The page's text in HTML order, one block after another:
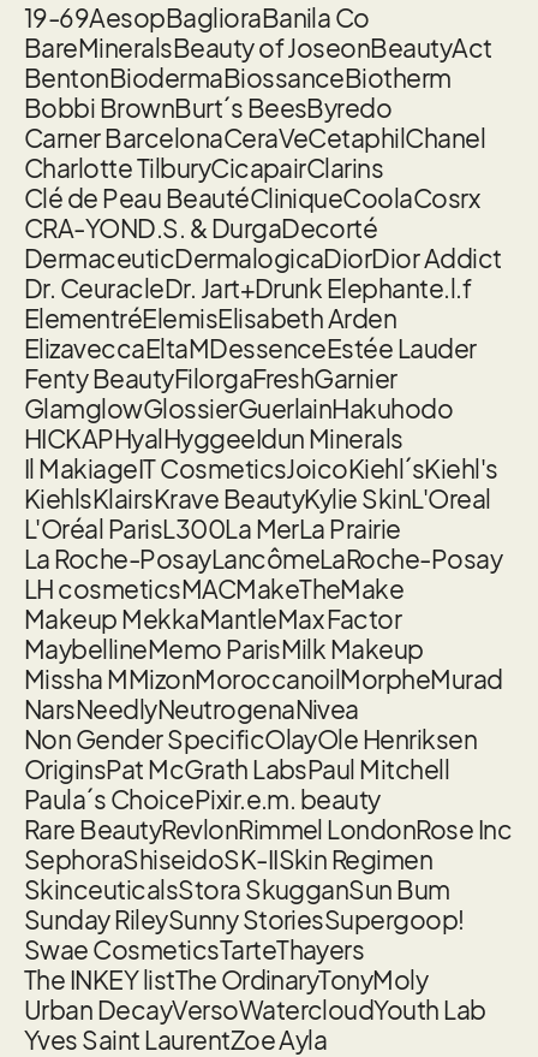
19-69AesopBaglioraBanila Co
BareMineralsBeauty of JoseonBeautyAct
BentonBiodermaBiossanceBiotherm
Bobbi BrownBurt´s BeesByredo
Carner BarcelonaCeraVeCetaphilChanel
Charlotte TilburyCicapairClarins
Clé de Peau BeautéCliniqueCoolaCosrx
CRA-YOND.S. & DurgaDecorté
DermaceuticDermalogicaDiorDior Addict
Dr. CeuracleDr. Jart+Drunk Elephante.l.f
ElementréElemisElisabeth Arden
ElizaveccaEltaMDessenceEstée Lauder
Fenty BeautyFilorgaFreshGarnier
GlamglowGlossierGuerlainHakuhodo
HICKAPHyalHyggeeIdun Minerals
Il MakiageIT CosmeticsJoicoKiehl´sKiehl's
KiehlsKlairsKrave BeautyKylie SkinL'Oreal
L'Oréal ParisL300La MerLa Prairie
La Roche-PosayLancômeLaRoche-Posay
LH cosmeticsMACMakeTheMake
Makeup MekkaMantleMax Factor
MaybellineMemo ParisMilk Makeup
Missha MMizonMoroccanoilMorpheMurad
NarsNeedlyNeutrogenaNivea
Non Gender SpecificOlayOle Henriksen
OriginsPat McGrath LabsPaul Mitchell
Paula´s ChoicePixir.e.m. beauty
Rare BeautyRevlonRimmel LondonRose Inc
SephoraShiseidoSK-IISkin Regimen
SkinceuticalsStora SkugganSun Bum
Sunday RileySunny StoriesSupergoop!
Swae CosmeticsTarteThayers
The INKEY listThe OrdinaryTonyMoly
Urban DecayVersoWatercloudYouth Lab
Yves Saint LaurentZoe Ayla